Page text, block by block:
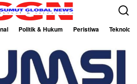
Politik & Hukum Peristiwa Teknologi